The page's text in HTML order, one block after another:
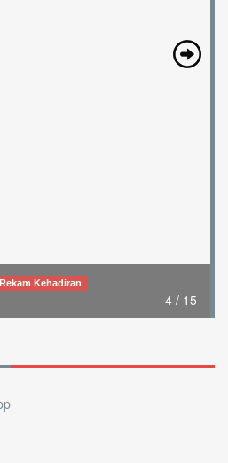
4 / 15
Kehadiran